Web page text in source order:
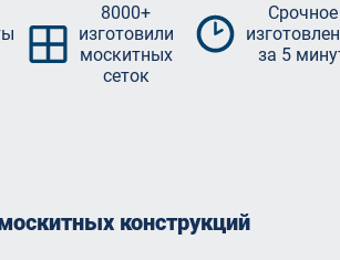
8000+
изготовили
москитных
сеток
Срочное
за 5
конструкций